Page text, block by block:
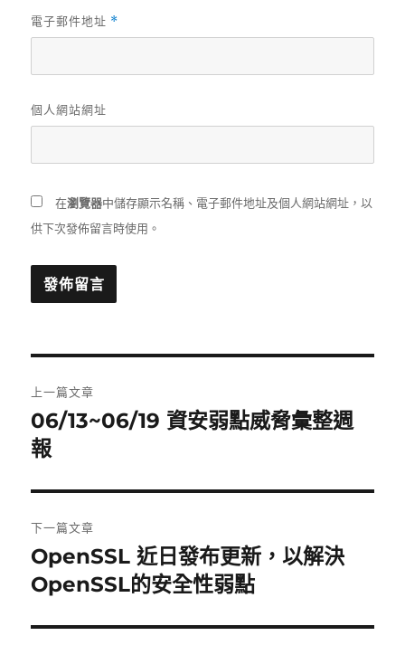
電子郵件地址 *
個人網站網址
在瀏覽器中儲存顯示名稱、電子郵件地址及個人網站網址，以
供下次發佈留言時使用。
章
導
覽
上一篇文章
上
一
文
章:
06/13~06/19 資安弱點威脅彙整週
報
下一篇文章
下
一
文
OpenSSL 近日發布更新，以解決
OpenSSL的安全性弱點